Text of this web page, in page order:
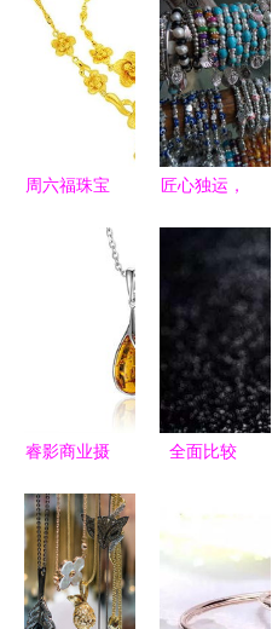
周六福珠宝
匠心独运，
——探秘精
品木珠手镯
零售店的时
尚珠宝市场
睿影商业摄
品视觉的专
业艺术
全面比较
售商的翡翠
戒指最值得
购买？